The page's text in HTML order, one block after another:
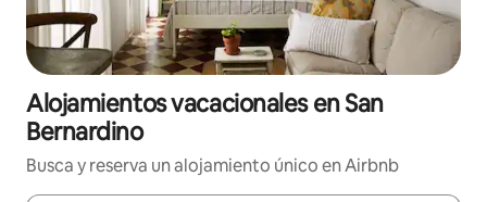
Alojamientos vacacionales en San
Bernardino
Busca y reserva un alojamiento único en Airbnb